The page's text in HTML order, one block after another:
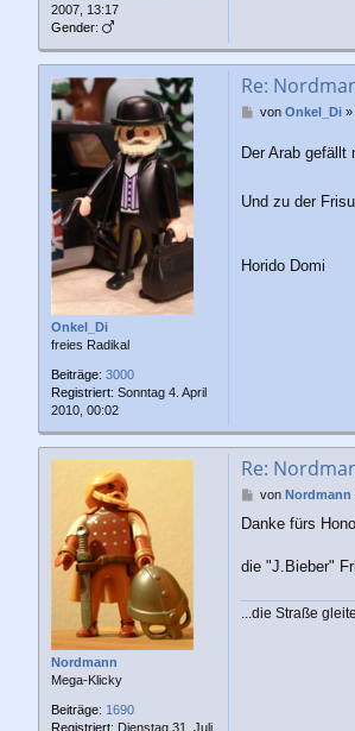
2007, 13:17
Gender:
Onkel_Di
freies Radikal
Beiträge: 3000
Registriert: Sonntag 4. April
2010, 00:02
Re:
B
a
von Onkel_Di»
Der Arab gefällt
Und zu der
Horido Domi
Nordmann
Mega-Klicky
Beiträge: 1690
Registriert: Dienstag 31. Juli
Re:
B
i
r
g
von Nordmann
Danke fürs
die "J.Bieber"
...die Straße